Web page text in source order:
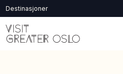
Destinasjoner